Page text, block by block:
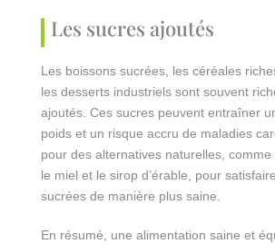
Les sucres ajoutés
Les boissons sucrées, les céréales
les desserts industriels sont souvent
ajoutés. Ces sucres peuvent entraîner
poids et un risque accru de maladies
pour des alternatives naturelles, comme
le miel et le sirop d’érable, pour
sucrées de manière plus saine.
En résumé, une alimentation saine et